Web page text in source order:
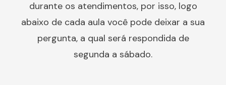
durante os atendimentos, por isso, logo
abaixo de cada aula você pode deixar a sua
pergunta, a qual será respondida de
segunda a sábado.